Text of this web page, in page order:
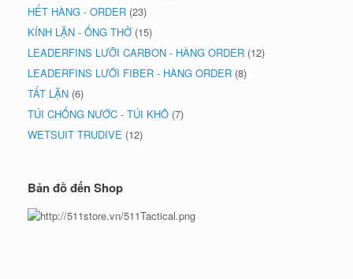
HẾT HÀNG - ORDER (23)
KÍNH LẶN - ỐNG THỞ (15)
LEADERFINS LƯỠI CARBON - HÀNG ORDER (12)
LEADERFINS LƯỠI FIBER - HÀNG ORDER (8)
TẤT LẶN (6)
TÚI CHỐNG NƯỚC - TÚI KHÔ (7)
WETSUIT TRUDIVE (12)
Bản đồ đến Shop